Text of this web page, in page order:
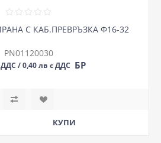
С КАБ.ПРЕВРЪЗКА Ф16-32
PN01120030
ДДС / 0,40 лв с ДДС БР